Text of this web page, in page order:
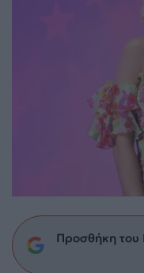
Προσθήκη του